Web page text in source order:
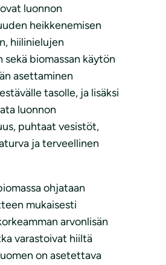
luonnon
heikkenemisen
hiilinielujen
sekä biomassan käytön
asettaminen
tasolle, ja lisäksi
luonnon
puhtaat vesistöt,
ja terveellinen
ohjataan
mukaisesti
arvonlisän
varastoivat hiiltä
on asetettava